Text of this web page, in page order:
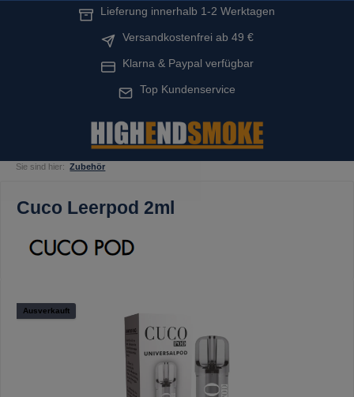
Lieferung innerhalb 1-2 Werktagen
Versandkostenfrei ab 49 €
Klarna & Paypal verfügbar
Top Kundenservice
Sie sind hier: Zubehör
Cuco Leerpod 2ml
Bildergalerie überspringen
Ausverkauft